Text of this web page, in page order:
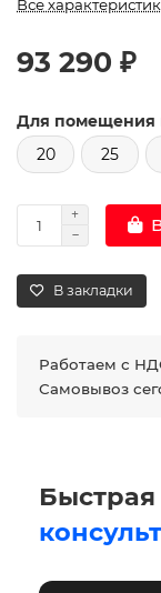
Все
93 290 ₽
Для помещения
20
25
В закладки
Работаем с
Самовывоз
Быстрая